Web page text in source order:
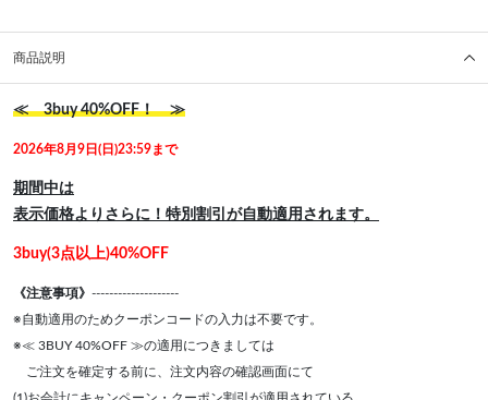
商品説明
≪ 3buy 40%OFF！ ≫
2026年8月9日(日)23:59まで
期間中は
表示価格よりさらに！特別割引が自動適用されます。
3buy(3点以上)40%OFF
《注意事項》 --------------------
※自動適用のためクーポンコードの入力は不要です。
※≪ 3BUY 40%OFF ≫の適用につきましては
ご注文を確定する前に、注文内容の確認画面にて